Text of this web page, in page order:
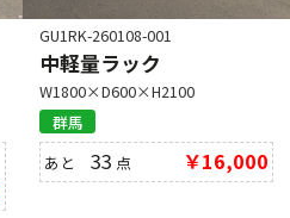
GU1RK-260108-001
中軽量ラック
W1800×D600×H2100
群馬
あと33 点 ￥16,000